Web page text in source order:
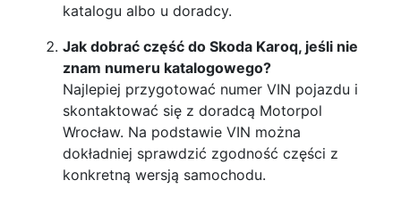
katalogu albo u doradcy.
Jak dobrać część do Skoda Karoq, jeśli nie
znam numeru katalogowego?
Najlepiej przygotować numer VIN pojazdu i
skontaktować się z doradcą Motorpol
Wrocław. Na podstawie VIN można
dokładniej sprawdzić zgodność części z
konkretną wersją samochodu.